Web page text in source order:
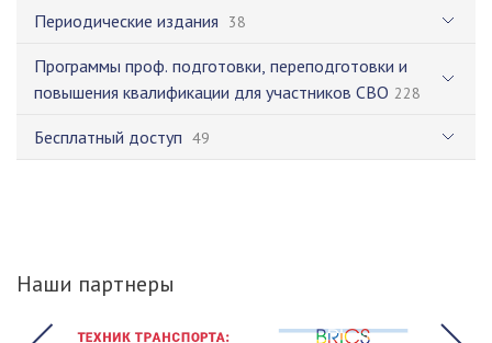
Периодические издания 38
Программы проф. подготовки, переподготовки и
повышения квалификации для участников СВО 228
Бесплатный доступ 49
Наши партнеры